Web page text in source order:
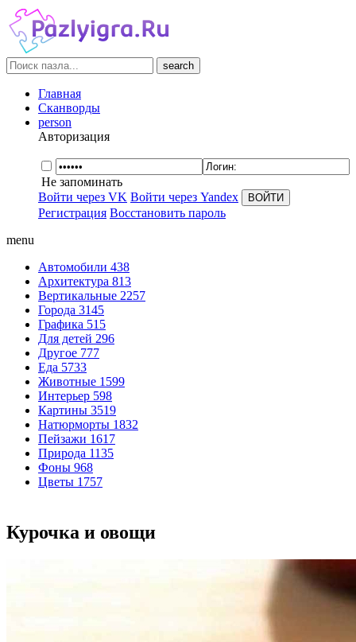
search
Главная
Сканворды
person
Авторизация
Не запоминать
Войти через VK Войти через Yandex
Регистрация Восстановить пароль
menu
Автомобили 438
Архитектура 813
Вертикальные 2257
Города 3145
Графика 515
Для детей 296
Другое 777
Еда 5733
Животные 1599
Интерьер 598
Картины 3519
Натюрморты 1832
Пейзажи 1617
Природа 1135
Фоны 968
Цветы 1757
Курочка и овощи